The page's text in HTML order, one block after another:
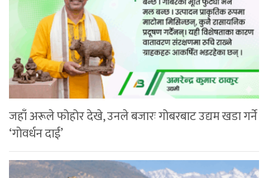
जहाँ अरूले फोहोर देखे, उनले बजारः गोबरबाट उद्यम खडा गर्ने
‘गोवर्धन दाई’